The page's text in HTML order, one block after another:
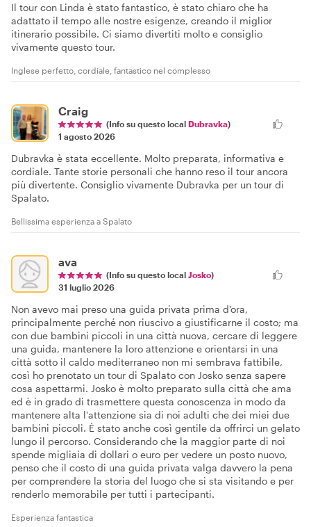
Il tour con Linda è stato fantastico, è stato chiaro che ha
adattato il tempo alle nostre esigenze, creando il miglior
itinerario possibile. Ci siamo divertiti molto e consiglio
vivamente questo tour.
Inglese perfetto, cordiale, fantastico nel complesso
Craig
(Info su questo local Dubravka)
1 agosto 2026
Dubravka è stata eccellente. Molto preparata, informativa e
cordiale. Tante storie personali che hanno reso il tour ancora
più divertente. Consiglio vivamente Dubravka per un tour di
Spalato.
Bellissima esperienza a Spalato
ava
(Info su questo local Josko)
31 luglio 2026
Non avevo mai preso una guida privata prima d'ora,
principalmente perché non riuscivo a giustificarne il costo; ma
con due bambini piccoli in una città nuova, cercare di leggere
una guida, mantenere la loro attenzione e orientarsi in una
città sotto il caldo mediterraneo non mi sembrava fattibile,
così ho prenotato un tour di Spalato con Josko senza sapere
cosa aspettarmi. Josko è molto preparato sulla città che ama
ed è in grado di trasmettere questa conoscenza in modo da
mantenere alta l'attenzione sia di noi adulti che dei miei due
bambini piccoli. È stato anche così gentile da offrirci un gelato
lungo il percorso. Considerando che la maggior parte di noi
spende migliaia di dollari o euro per vedere un posto nuovo,
penso che il costo di una guida privata valga davvero la pena
per comprendere la storia del luogo che si sta visitando e per
renderlo memorabile per tutti i partecipanti.
Esperienza fantastica